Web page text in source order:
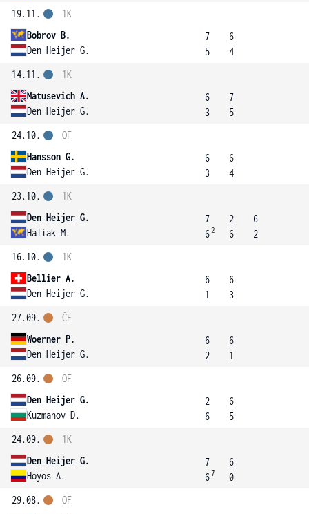
19.11.
Bobrov B.
Den Heijer G.
1K
7
5
6
4
14.11.
Matusevich A.
Den Heijer G.
1K
6
3
7
5
24.10.
Hansson G.
Den Heijer G.
OF
6
3
6
4
23.10.
Den Heijer G.
Haliak M.
1K
7
62
2
6
6
2
16.10.
Bellier A.
Den Heijer G.
1K
6
1
6
3
27.09.
Woerner P.
Den Heijer G.
ČF
6
2
6
1
26.09.
Den Heijer G.
Kuzmanov D.
OF
2
6
6
5
24.09.
Den Heijer G.
Hoyos A.
1K
7
67
6
0
29.08.
OF